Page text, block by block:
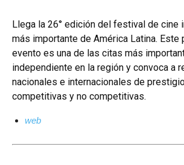
Llega la 26° edición del festival de cine
más importante de América Latina.
evento es una de las citas más
independiente en la región y convoca a
nacionales e internacionales de
competitivas y no competitivas.
web